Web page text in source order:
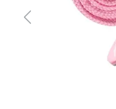
Previous